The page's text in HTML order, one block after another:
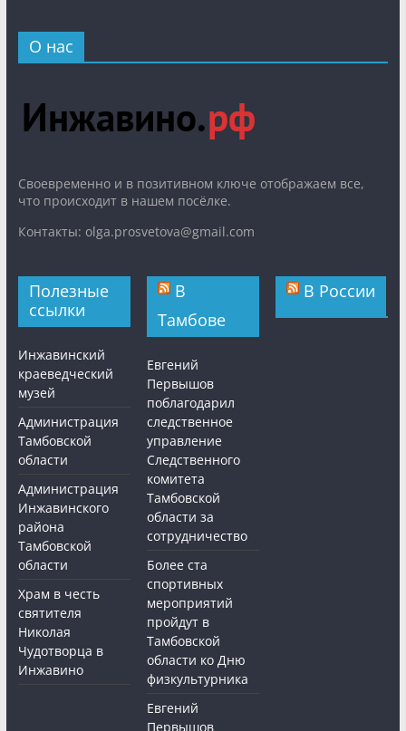
О нас
Cвоевременно и в позитивном ключе отображаем все,
что происходит в нашем посёлке.
Контакты: olga.prosvetova@gmail.com
Полезные
ссылки
Инжавинский
краеведческий
музей
Администрация
Тамбовской
области
Администрация
Инжавинского
района
Тамбовской
области
Храм в честь
святителя
Николая
Чудотворца в
Инжавино
В
Тамбове
Евгений
Первышов
поблагодарил
следственное
управление
Следственного
комитета
Тамбовской
области за
сотрудничество
Более ста
спортивных
мероприятий
пройдут в
Тамбовской
области ко Дню
физкультурника
Евгений
Первышов
В России